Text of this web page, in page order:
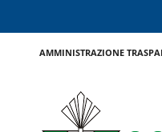
AMMINISTRAZIONE